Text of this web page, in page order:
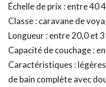
Échelle de prix : entre 40
Classe : caravane de
Longueur : entre 20,0 et
Capacité de couchage :
Caractéristiques :
de bain complète avec